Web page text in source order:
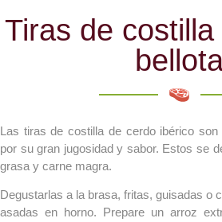
Tiras de
Las tiras de costilla de cerdo ibérico
por su gran jugosidad y sabor. Estos se
grasa y carne magra.
Degustarlas a la brasa, fritas, guisadas o
asadas en horno. Prepare un arroz